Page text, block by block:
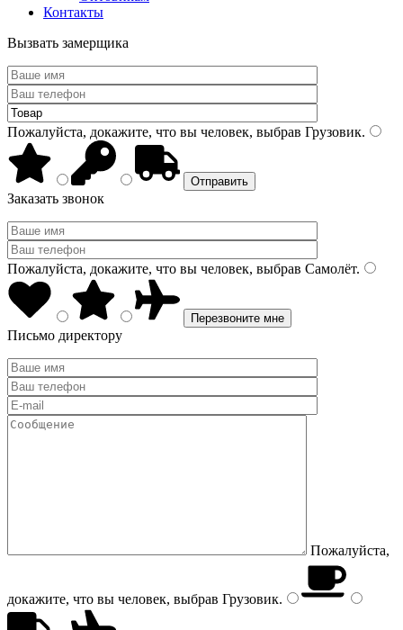
Контакты
Вызвать замерщика
Пожалуйста, докажите, что вы человек, выбрав Грузовик.
Заказать звонок
Пожалуйста, докажите, что вы человек, выбрав Самолёт.
Письмо директору
Пожалуйста,
докажите, что вы человек, выбрав Грузовик.